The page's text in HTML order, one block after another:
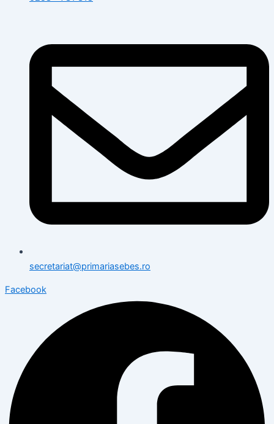
secretariat@primariasebes.ro
Facebook